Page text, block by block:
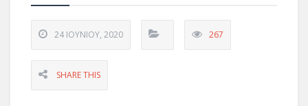
24 ΙΟΥΝΊΟΥ, 2020 267
SHARE THIS